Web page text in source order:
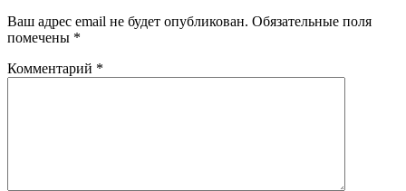
Ваш адрес email не будет опубликован. Обязательные поля
помечены *
Комментарий *